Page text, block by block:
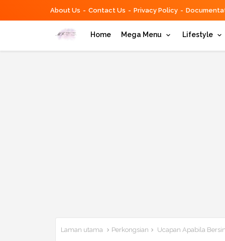
About Us Contact Us Privacy Policy
Home Mega Menu Lifestyle
Laman utama Perkongsian Ucapan Apabila